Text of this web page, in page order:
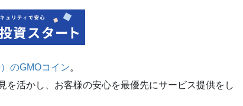
のGMOコイン。
を活かし、お客様の安心を最優先にサービス提供をし